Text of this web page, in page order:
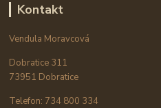
Kontakt
Vendula Moravcová
Dobratice 311
73951 Dobratice
Telefon: 734 800 334